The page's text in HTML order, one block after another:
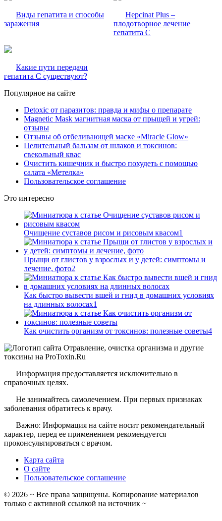
Виды гепатита и способы
заражения
Hepcinat Plus –
плодотворное лечение
гепатита С
Какие пути передачи
гепатита С существуют?
Популярное на сайте
Detoxic от паразитов: правда и мифы о препарате
Magnetic Mask магнитная маска от прыщей и угрей:
отзывы
Отзывы об отбеливающей маске «Miracle Glow»
Целительный бальзам от шлаков и токсинов:
свекольный квас
Очистить кишечник и быстро похудеть с помощью
салата «Метелка»
Пользовательское соглашение
Это интересно
Очищение суставов рисом и рисовым квасом1
Прыщи от глистов у взрослых и у детей: симптомы и
лечение, фото2
Как быстро вывести вшей и гнид в домашних условиях
на длинных волосах1
Как очистить организм от токсинов: полезные советы4
Информация предоставляется исключительно в
справочных целях.
Не занимайтесь самолечением. При первых признаках
заболевания обратитесь к врачу.
Важно: Информация на сайте носит рекомендательный
характер, перед ее применением рекомендуется
проконсультироваться с врачом.
Карта сайта
О сайте
Пользовательское соглашение
© 2026 ~ Все права защищены. Копирование материалов
только с активной ссылкой на источник ~